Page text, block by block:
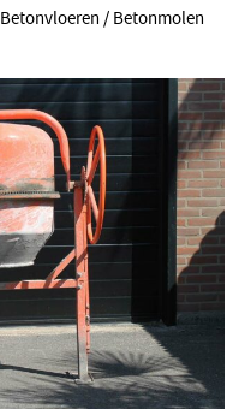
Betonvloeren / Betonmolen